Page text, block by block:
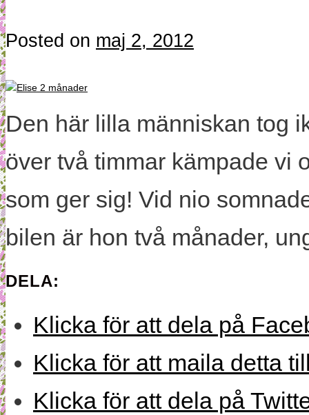
Posted on maj 2, 2012
Den här lilla människan tog
över två timmar kämpade vi
som ger sig! Vid nio
bilen är hon två månader,
DELA:
Klicka för att dela på
Klicka för att maila detta
Klicka för att dela på